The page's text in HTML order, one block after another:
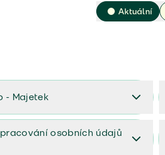
Aktuální
- Majetek
2023
osobních údajů